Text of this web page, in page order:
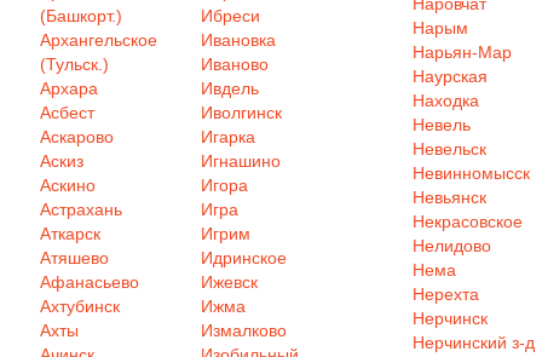
(Башкорт.)
Архангельское
(Тульск.)
Архара
Асбест
Аскарово
Аскиз
Аскино
Астрахань
Аткарск
Атяшево
Афанасьево
Ахтубинск
Ахты
Ибреси
Ивановка
Иваново
Ивдель
Иволгинск
Игарка
Игнашино
Игора
Игра
Игрим
Идринское
Ижевск
Ижма
Измалково
Нарым
Нарьян-Мар
Наурская
Находка
Невель
Невельск
Невинномысск
Невьянск
Некрасовское
Нелидово
Нема
Нерехта
Нерчинск
Нерчинский з-д